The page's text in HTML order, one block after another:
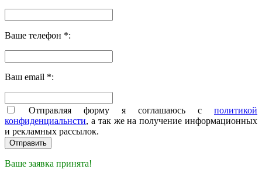
Ваше телефон *:
Ваш email *:
Отправляя форму я соглашаюсь с политикой
конфиденциальнсти, а так же на получение информационных
и рекламных рассылок.
Ваше заявка принята!